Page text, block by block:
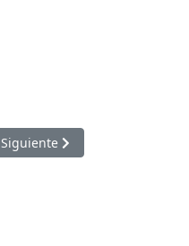
Artículo siguiente: Ipasme y
Siguiente